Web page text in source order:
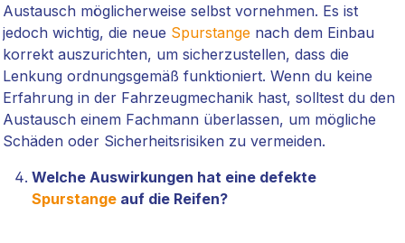
Austausch möglicherweise selbst vornehmen. Es ist
jedoch wichtig, die neue Spurstangenach dem Einbau
korrekt auszurichten, um sicherzustellen, dass die
Lenkung ordnungsgemäß funktioniert. Wenn du keine
Erfahrung in der Fahrzeugmechanik hast, solltest du den
Austausch einem Fachmann überlassen, um mögliche
Schäden oder Sicherheitsrisiken zu vermeiden.
Welche Auswirkungen hat eine defekte
Spurstangeauf die Reifen?